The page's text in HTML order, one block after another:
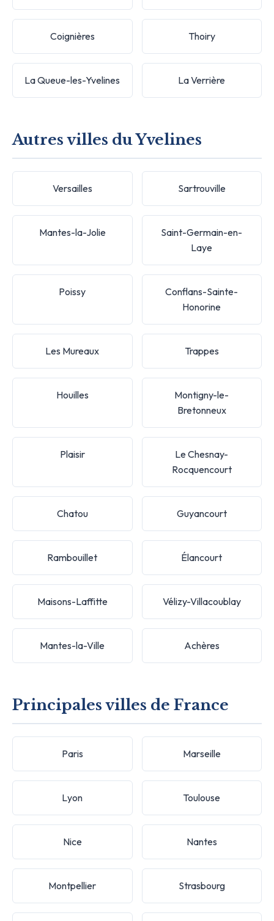
Coignières Thoiry
La Queue-les-Yvelines La Verrière
Autres villes du Yvelines
Versailles Sartrouville
Mantes-la-Jolie
Saint-Germain-en-
Laye
Poissy
Conflans-Sainte-
Honorine
Les Mureaux Trappes
Houilles
Montigny-le-
Bretonneux
Plaisir
Le Chesnay-
Rocquencourt
Chatou Guyancourt
Rambouillet Élancourt
Maisons-Laffitte Vélizy-Villacoublay
Mantes-la-Ville Achères
Principales villes de France
Paris Marseille
Lyon Toulouse
Nice Nantes
Montpellier Strasbourg